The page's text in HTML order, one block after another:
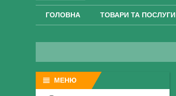
ГОЛОВНА ТОВАРИ ТА ПОСЛУГИ